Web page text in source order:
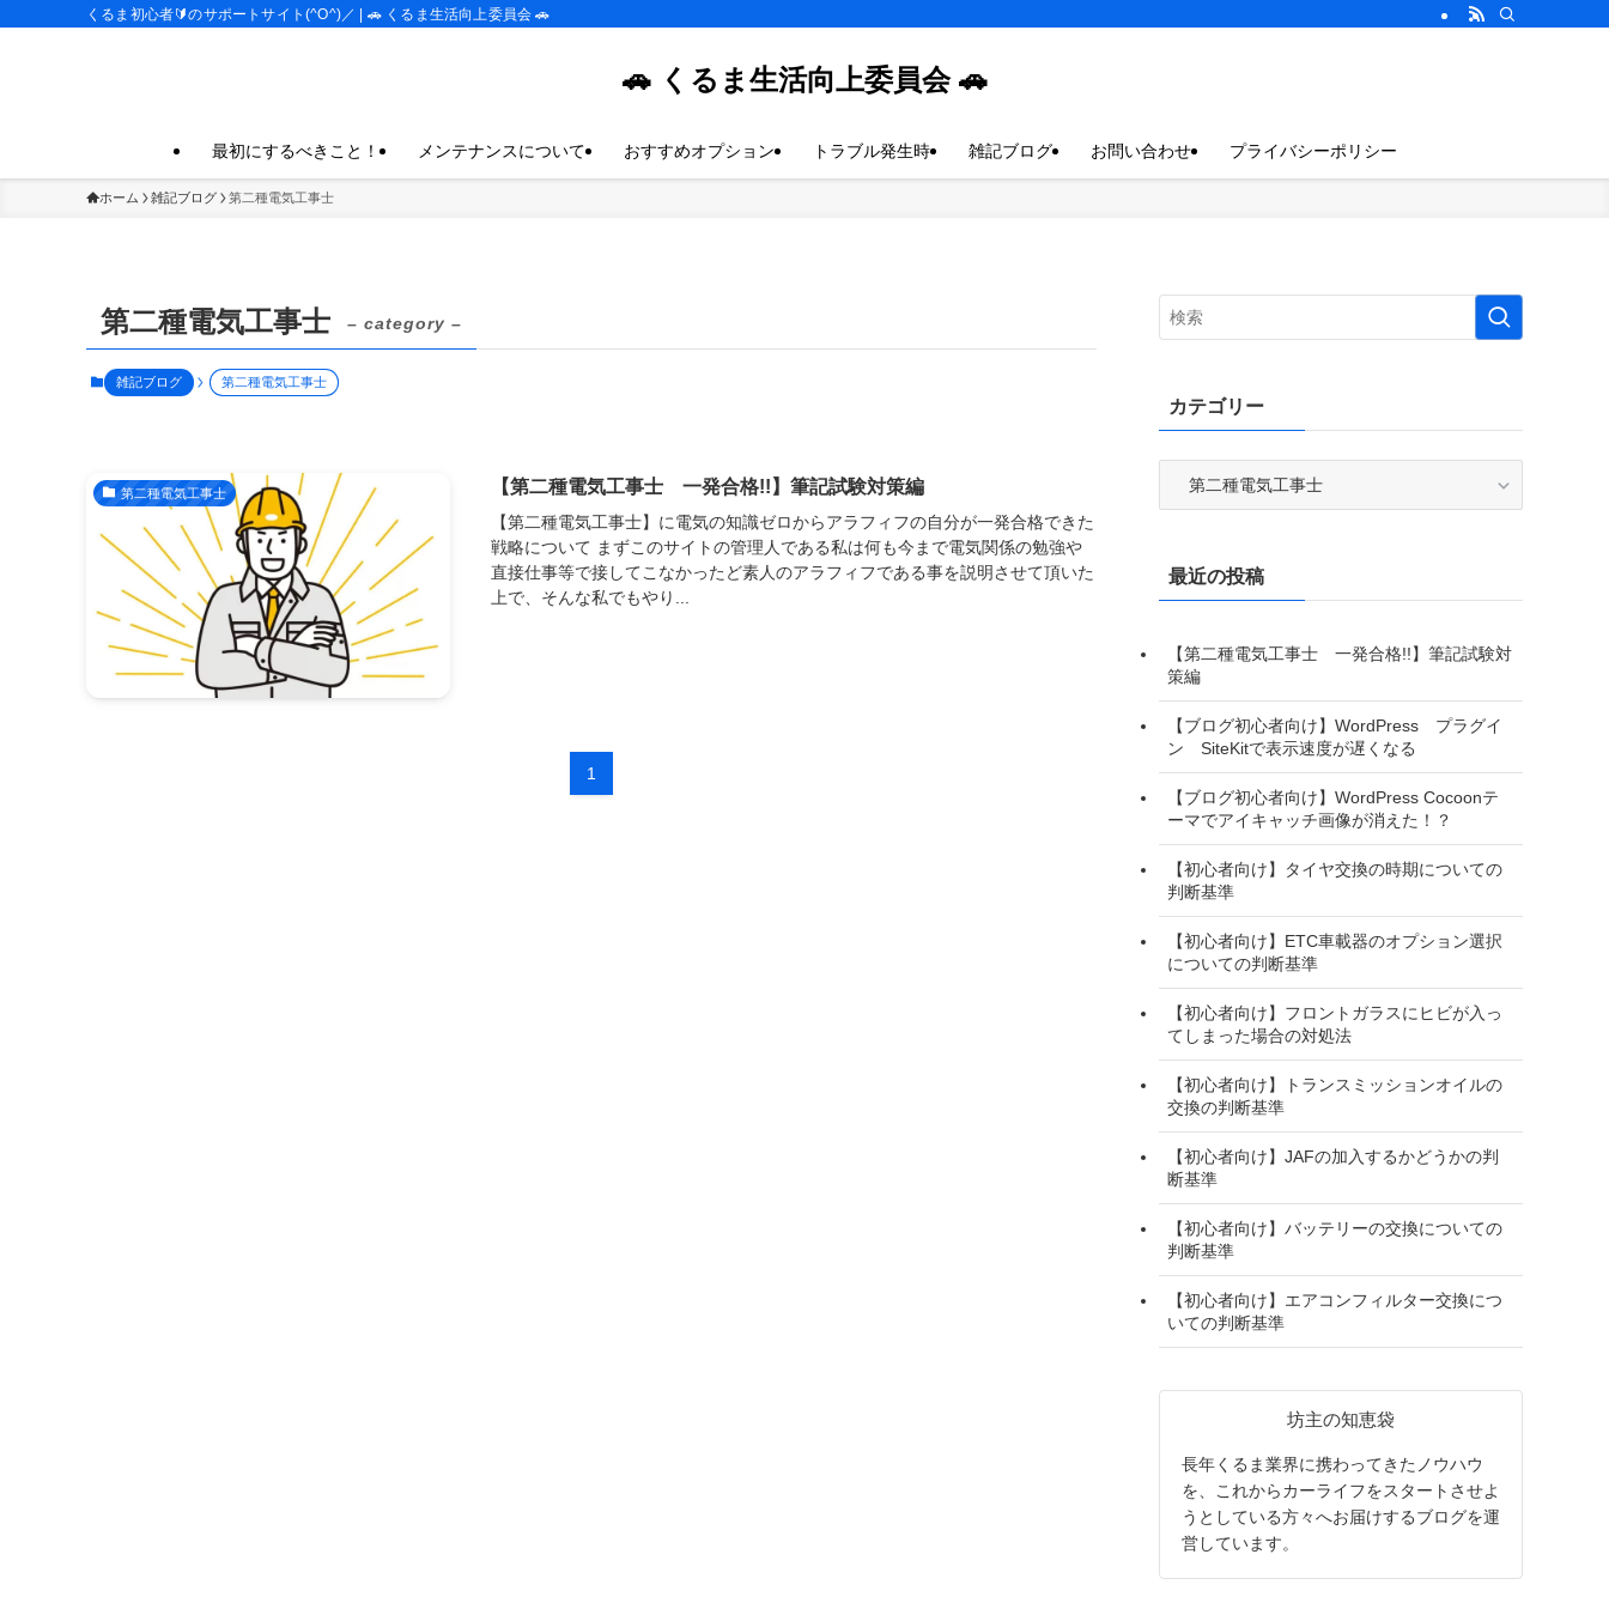
くるま初心者🔰のサポートサイト(^O^)／ | 🚗 くるま生活向上委員会 🚗
🚗 くるま生活向上委員会 🚗
最初にするべきこと！ メンテナンスについて おすすめオプション トラブル発生時 雑記ブログ お問い合わせ プライバシーポリシー
ホーム 雑記ブログ 第二種電気工事士
第二種電気工事士 – category –
雑記ブログ 第二種電気工事士
第二種電気工事士 【第二種電気工事士 一発合格!!】筆記試験対策編
【第二種電気工事士】に電気の知識ゼロからアラフィフの自分が一発合格できた
戦略について まずこのサイトの管理人である私は何も今まで電気関係の勉強や
直接仕事等で接してこなかったど素人のアラフィフである事を説明させて頂いた
上で、そんな私でもやり...
1
カテゴリー
ー最近の投稿
【第二種電気工事士 一発合格!!】筆記試験対
策編
【ブログ初心者向け】WordPress プラグイ
ン SiteKitで表示速度が遅くなる
【ブログ初心者向け】WordPress Cocoonテ
ーマでアイキャッチ画像が消えた！？
【初心者向け】タイヤ交換の時期についての
判断基準
【初心者向け】ETC車載器のオプション選択
についての判断基準
【初心者向け】フロントガラスにヒビが入っ
てしまった場合の対処法
【初心者向け】トランスミッションオイルの
交換の判断基準
【初心者向け】JAFの加入するかどうかの判
断基準
【初心者向け】バッテリーの交換についての
判断基準
【初心者向け】エアコンフィルター交換につ
いての判断基準
坊主の知恵袋
長年くるま業界に携わってきたノウハウ
を、これからカーライフをスタートさせよ
うとしている方々へお届けするブログを運
営しています。